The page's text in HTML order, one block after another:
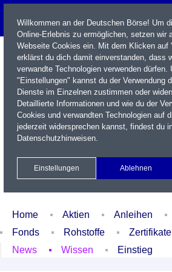
Name / WKN / ISIN / Kürzel
Xetra Realtime
Watchlist Portfolio
Home Aktien Anleihen
Fonds
Rohstoffe Zertifikate
News
Wissen Einstieg
Willkommen an der Deutschen Börse! Um
Online-Erlebnis zu ermöglichen, setzen wir
Webseite Cookies ein. Mit dem Klicken auf
erklärst du dich damit einverstanden, dass
verwandte Technologien verwenden dürfen.
"Einstellungen" kannst du der Verwendung
Dienste im Einzelnen zustimmen oder
Detaillierte Informationen und wie du der
Cookies und verwandten Technologien auf
jederzeit widersprechen kannst, findest du
Datenschutzhinweisen.
Einstellungen Ablehnen